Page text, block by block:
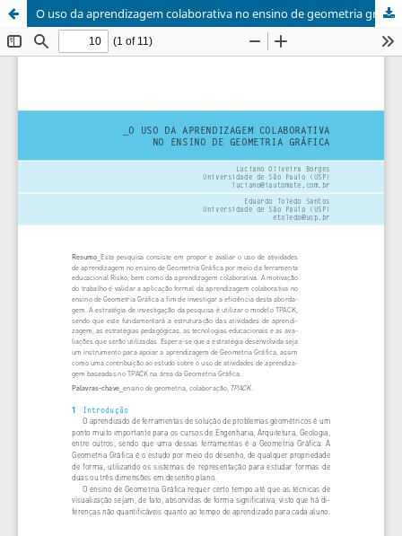
O uso da aprendizagem colaborativa no ensino de geometria gráfica